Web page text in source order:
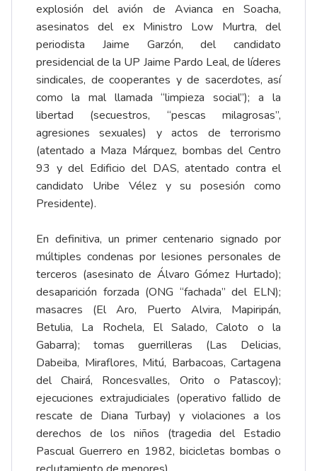
explosión del avión de Avianca en Soacha,
asesinatos del ex Ministro Low Murtra, del
periodista Jaime Garzón, del candidato
presidencial de la UP Jaime Pardo Leal, de líderes
sindicales, de cooperantes y de sacerdotes, así
como la mal llamada “limpieza social”); a la
libertad (secuestros, “pescas milagrosas”,
agresiones sexuales) y actos de terrorismo
(atentado a Maza Márquez, bombas del Centro
93 y del Edificio del DAS, atentado contra el
candidato Uribe Vélez y su posesión como
Presidente).
En definitiva, un primer centenario signado por
múltiples condenas por lesiones personales de
terceros (asesinato de Álvaro Gómez Hurtado);
desaparición forzada (ONG “fachada” del ELN);
masacres (El Aro, Puerto Alvira, Mapiripán,
Betulia, La Rochela, El Salado, Caloto o la
Gabarra); tomas guerrilleras (Las Delicias,
Dabeiba, Miraflores, Mitú, Barbacoas, Cartagena
del Chairá, Roncesvalles, Orito o Patascoy);
ejecuciones extrajudiciales (operativo fallido de
rescate de Diana Turbay) y violaciones a los
derechos de los niños (tragedia del Estadio
Pascual Guerrero en 1982, bicicletas bombas o